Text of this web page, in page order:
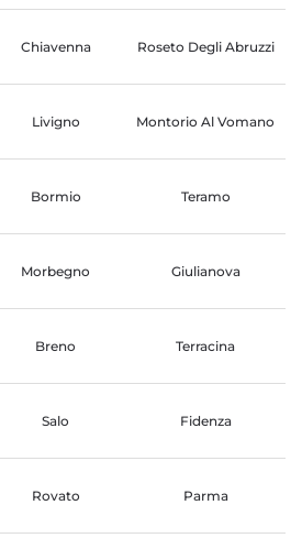
Chiavenna Roseto Degli Abruzzi
Livigno Montorio Al Vomano
Bormio Teramo
Morbegno Giulianova
Breno Terracina
Salo Fidenza
Rovato Parma